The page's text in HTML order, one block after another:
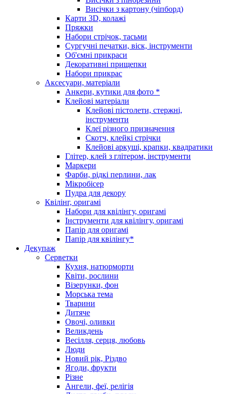
Висічки з картону (чіпборд)
Карти 3D, колажі
Пряжки
Набори стрічок, тасьми
Сургучні печатки, віск, інструменти
Об'ємні прикраси
Декоративні прищепки
Набори прикрас
Аксесуари, матеріали
Анкери, кутики для фото *
Клейові матеріали
Клейові пістолети, стержні,
інструменти
Клеї різного призначення
Скотч, клейкі стрічки
Клейові аркуші, крапки, квадратики
Глітер, клей з глітером, інструменти
Маркери
Фарби, рідкі перлини, лак
Мікробісер
Пудра для декору
Квілінг, оригамі
Набори для квілінгу, оригамі
Інструменти для квілінгу, оригамі
Папір для оригамі
Папір для квілінгу*
Декупаж
Серветки
Кухня, натюрморти
Квіти, рослини
Візерунки, фон
Морська тема
Тварини
Дитяче
Овочі, оливки
Великдень
Весілля, серця, любовь
Люди
Новий рік, Різдво
Ягоди, фрукти
Різне
Ангели, феї, релігія